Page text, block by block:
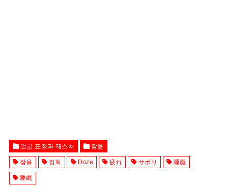
얼굴 표정과 제스처 잠을
잠을 집회 Doze 疲れ サボり 睡魔
睡眠